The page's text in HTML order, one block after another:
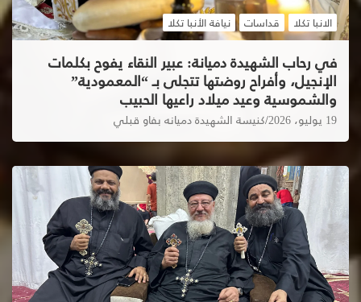
الانبا تكلا قداسات نيافة الأنبا تكلا
في رحاب الشهيدة دميانة: عبير النقاء يفوح بكلمات
الإنجيل، وأفراح روضتها تتجلى بـ “المعمودية”
والشموسية وعيد ميلاد راعيها الحبيب
19 يوليو، 2026 كنيسة الشهيدة دميانه بفاو قبلي